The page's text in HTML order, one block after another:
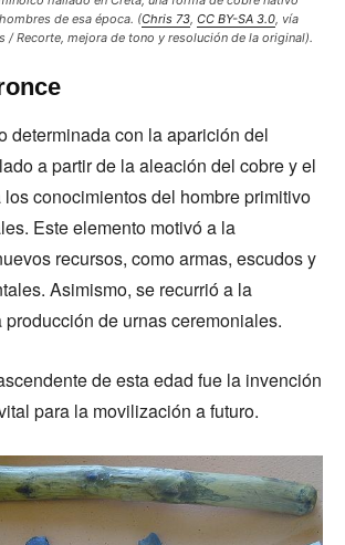
de esa época. (Chris 73, CC BY-SA 3.0, vía
/ Recorte, mejora de tono y resolución de la original).
determinada con la aparición del
a partir de la aleación del cobre y el
conocimientos del hombre primitivo
Este elemento motivó a la
recursos, como armas, escudos y
Asimismo, se recurrió a la
de urnas ceremoniales.
de esta edad fue la invención
para la movilización a futuro.